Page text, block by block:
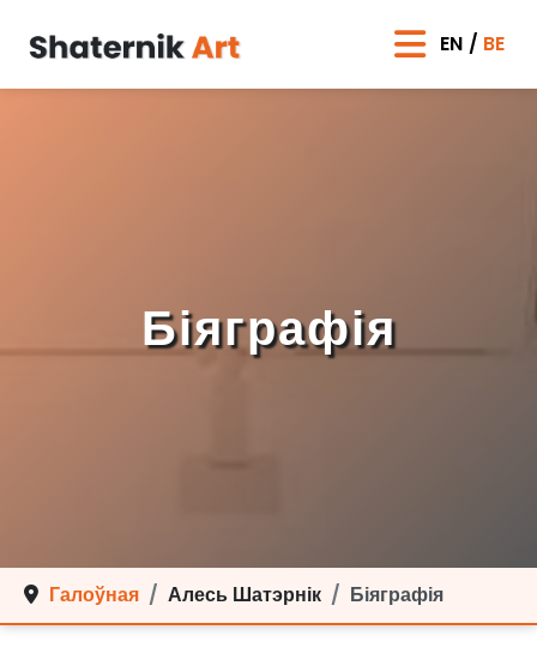
BE
EN
Галоўная Алесь Шатэрнік Біяграфія
Біяграфія